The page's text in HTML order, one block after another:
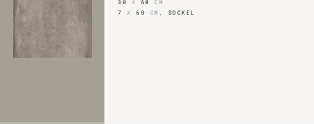
30 X 60CM
7X 60 CM SOCKEL